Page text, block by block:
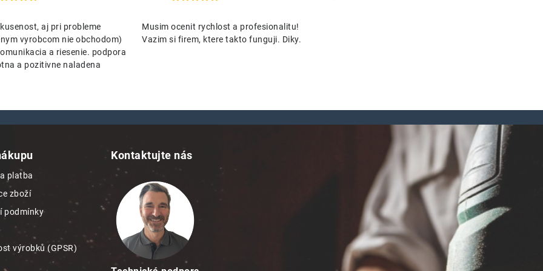
aj pri probleme
vyrobcom nie obchodom)
a riesenie. podpora
a pozitivne naladena
Musim ocenit rychlost a profesionalitu!
Vazim si firem, ktere takto funguji. Diky.
platba
zboží
podmínky
výrobků (GPSR)
Kontaktujte nás